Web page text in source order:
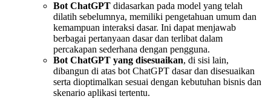
Bot ChatGPT didasarkan pada model yang telah
dilatih sebelumnya, memiliki pengetahuan umum dan
kemampuan interaksi dasar. Ini dapat menjawab
berbagai pertanyaan dasar dan terlibat dalam
percakapan sederhana dengan pengguna.
Bot ChatGPT yang disesuaikan, di sisi lain,
dibangun di atas bot ChatGPT dasar dan disesuaikan
serta dioptimalkan sesuai dengan kebutuhan bisnis dan
skenario aplikasi tertentu.